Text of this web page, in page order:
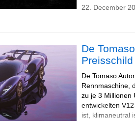
22. December
De
Preisschild
De Tomaso
Rennmaschine,
zu je 3 Millionen
entwickelten
ist, klimaneutral